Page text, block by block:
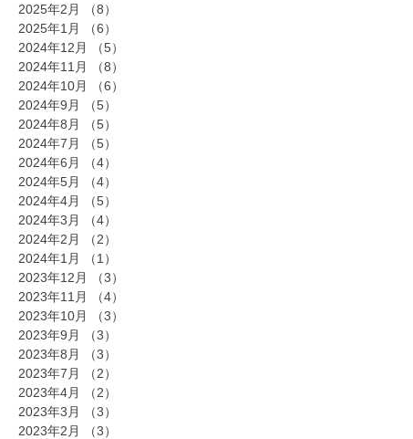
2025年2月
（8）
2025年1月
（6）
2024年12月
（5）
2024年11月
（8）
2024年10月
（6）
2024年9月
（5）
2024年8月
（5）
2024年7月
（5）
2024年6月
（4）
2024年5月
（4）
2024年4月
（5）
2024年3月
（4）
2024年2月
（2）
2024年1月
（1）
2023年12月
（3）
2023年11月
（4）
2023年10月
（3）
2023年9月
（3）
2023年8月
（3）
2023年7月
（2）
2023年4月
（2）
2023年3月
（3）
2023年2月
（3）